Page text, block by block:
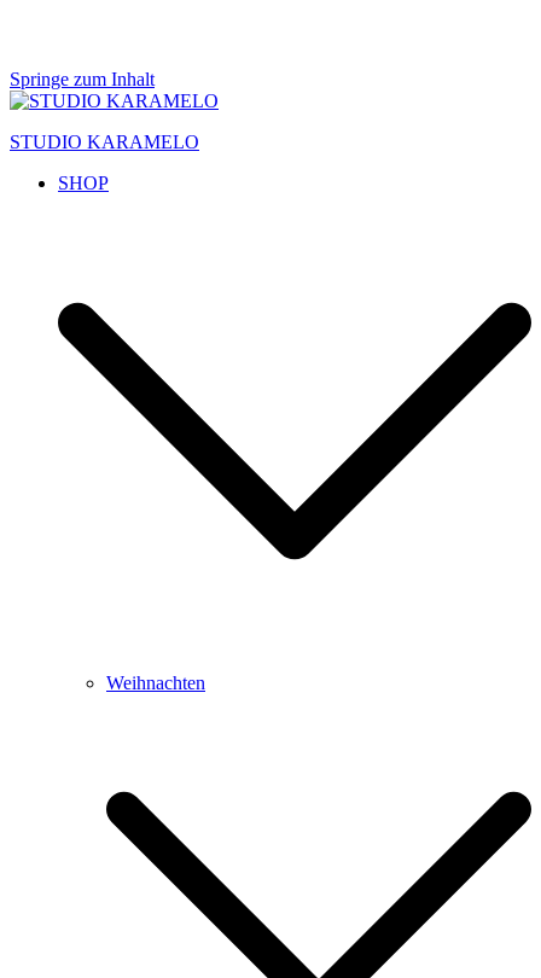
Springe zum Inhalt
STUDIO KARAMELO
SHOP
Weihnachten